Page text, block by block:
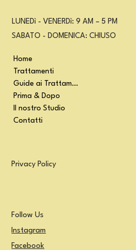
LUNEDì - VENERDì: 9 AM – 5 PM
SABATO - DOMENICA: CHIUSO
Home
Trattamenti
Guide ai Trattamenti
Prima & Dopo
Il nostro Studio
Contatti
Privacy Policy
Follow Us
Instagram
Facebook